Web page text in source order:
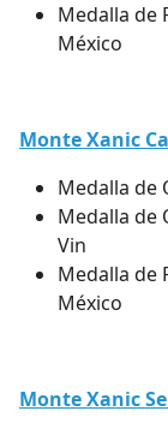
Medalla de
México
Monte Xanic
Medalla de
Medalla de
Vin
Medalla de
México
Monte Xanic